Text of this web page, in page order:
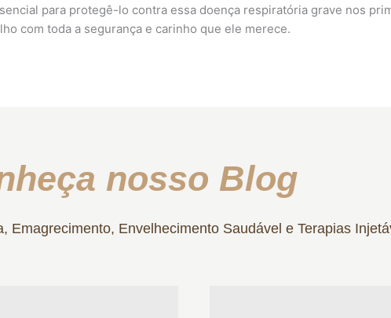
para protegê-lo contra essa doença respiratória grave nos
com toda a segurança e carinho que ele merece.
nosso Blog
Emagrecimento, Envelhecimento Saudável e Terapias